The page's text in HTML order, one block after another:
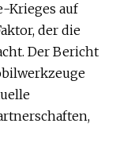
Krieges auf
der die
Der Bericht